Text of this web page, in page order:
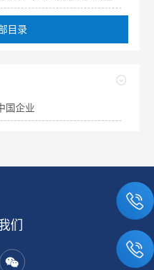
目录
国企业
们